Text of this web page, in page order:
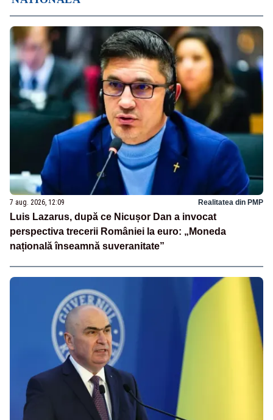
7 aug. 2026, 12:09 Realitatea din PMP
Luis Lazarus, după ce Nicușor Dan a invocat
perspectiva trecerii României la euro: „Moneda
națională înseamnă suveranitate”